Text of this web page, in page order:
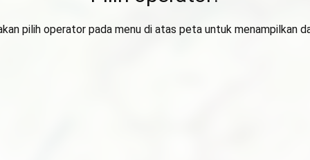
pilih operator pada menu di atas peta untuk menampilkan